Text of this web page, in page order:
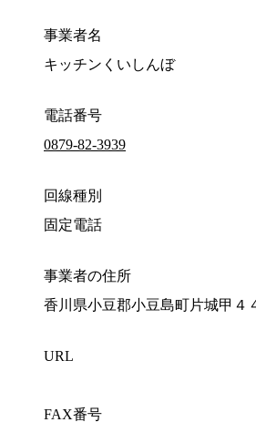
事業者名
キッチンくいしんぼ
電話番号
0879-82-3939
回線種別
固定電話
事業者の住所
香川県小豆郡小豆島町片城甲４
URL
FAX番号